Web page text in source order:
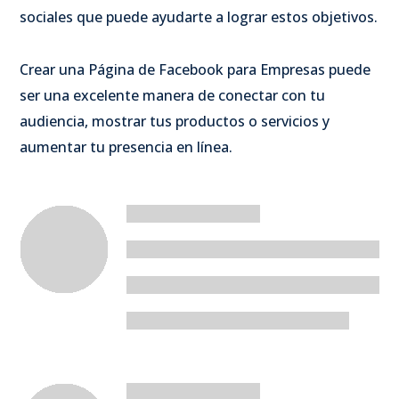
sociales que puede ayudarte a lograr estos objetivos.
Crear una Página de Facebook para Empresas puede
ser una excelente manera de conectar con tu
audiencia, mostrar tus productos o servicios y
aumentar tu presencia en línea.